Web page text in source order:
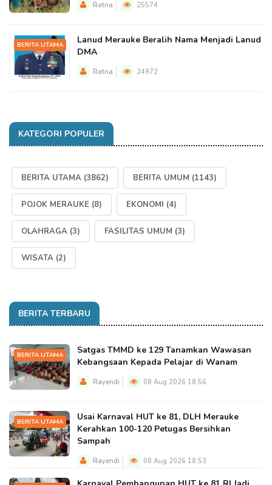
Ratna 25574
BERITA UTAMA
Lanud Merauke Beralih Nama Menjadi Lanud
DMA
Ratna 24972
KATEGORI POPULER
BERITA UTAMA (3862) BERITA UMUM (1143)
POJOK MERAUKE (8) EKONOMI (4)
OLAHRAGA (3) FASILITAS UMUM (3)
WISATA (2)
BERITA TERBARU
BERITA UTAMA
Satgas TMMD ke 129 Tanamkan Wawasan
Kebangsaan Kepada Pelajar di Wanam
Rayendi 08 Aug 2026 18:56
BERITA UTAMA
Usai Karnaval HUT ke 81, DLH Merauke
Kerahkan 100-120 Petugas Bersihkan
Sampah
Rayendi 08 Aug 2026 18:53